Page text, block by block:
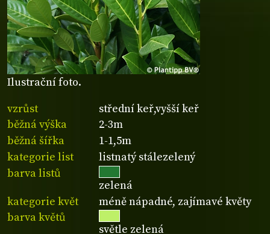
Ilustrační foto.
vzrůst
střední keř,vyšší keř
běžná výška
2-3m
běžná šířka
1-1,5m
kategorie list
listnatý stálezelený
barva listů
zelená
kategorie květ
méně nápadné, zajímavé květy
barva květů
světle zelená